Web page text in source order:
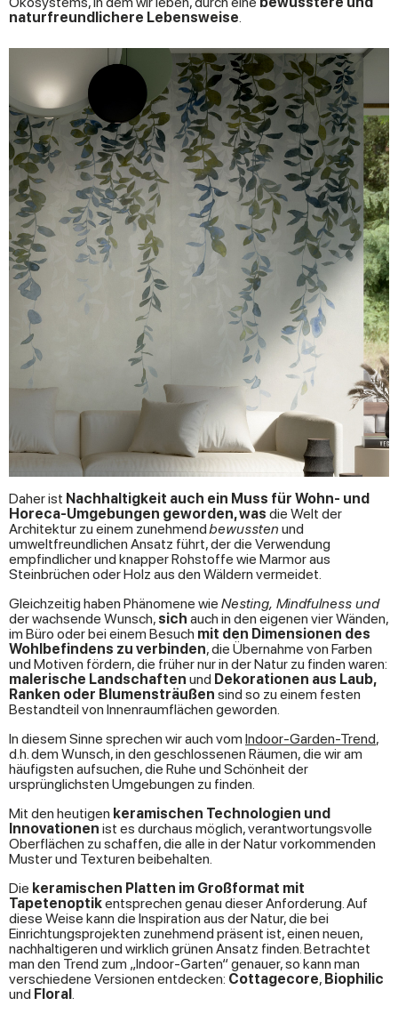
naturfreundlichere Lebensweise.
Daher ist Nachhaltigkeit auch ein Muss für Wohn- und
Horeca-Umgebungen geworden, was die Welt der
Architektur zu einem zunehmendbewussten und
umweltfreundlichen Ansatz führt, der die Verwendung
empfindlicher und knapper Rohstoffe wie Marmor aus
Steinbrüchen oder Holz aus den Wäldern vermeidet.
Gleichzeitig haben Phänomene wie Nesting, Mindfulness und
der wachsende Wunsch, sich auch in den eigenen vier Wänden,
im Büro oder bei einem Besuch mit den Dimensionen des
Wohlbefindens zu verbinden, die Übernahme von Farben
und Motiven fördern, die früher nur in der Natur zu finden waren:
malerische Landschaften und Dekorationen aus Laub,
Ranken oder Blumensträußen sind so zu einem festen
Bestandteil von Innenraumflächen geworden.
In diesem Sinne sprechen wir auch vom Indoor-Garden-Trend,
d.h. dem Wunsch, in den geschlossenen Räumen, die wir am
häufigsten aufsuchen, die Ruhe und Schönheit der
ursprünglichsten Umgebungen zu finden.
Mit den heutigen keramischen Technologien und
Innovationen ist es durchaus möglich, verantwortungsvolle
Oberflächen zu schaffen, die alle in der Natur vorkommenden
Muster und Texturen beibehalten.
Die keramischen Platten im Großformat mit
Tapetenoptikentsprechen genau dieser Anforderung. Auf
diese Weise kann die Inspiration aus der Natur, die bei
Einrichtungsprojekten zunehmend präsent ist, einen neuen,
nachhaltigeren und wirklich grünen Ansatz finden. Betrachtet
man den Trend zum „Indoor-Garten“ genauer, so kann man
verschiedene Versionen entdecken: Cottagecore, Biophilic
und Floral.